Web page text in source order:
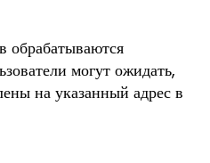
обрабатываются
могут ожидать,
на указанный адрес в